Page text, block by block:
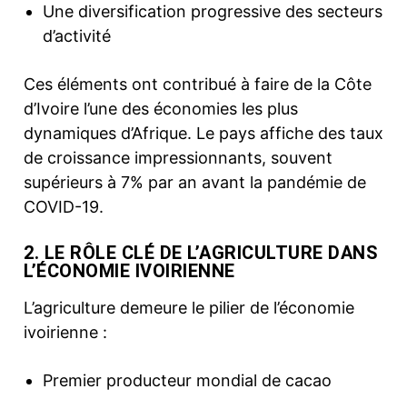
Une diversification progressive des secteurs
d’activité
Ces éléments ont contribué à faire de la Côte
d’Ivoire l’une des économies les plus
dynamiques d’Afrique. Le pays affiche des taux
de croissance impressionnants, souvent
supérieurs à 7% par an avant la pandémie de
COVID-19.
2. LE RÔLE CLÉ DE L’AGRICULTURE DANS
L’ÉCONOMIE IVOIRIENNE
L’agriculture demeure le pilier de l’économie
ivoirienne :
Premier producteur mondial de cacao